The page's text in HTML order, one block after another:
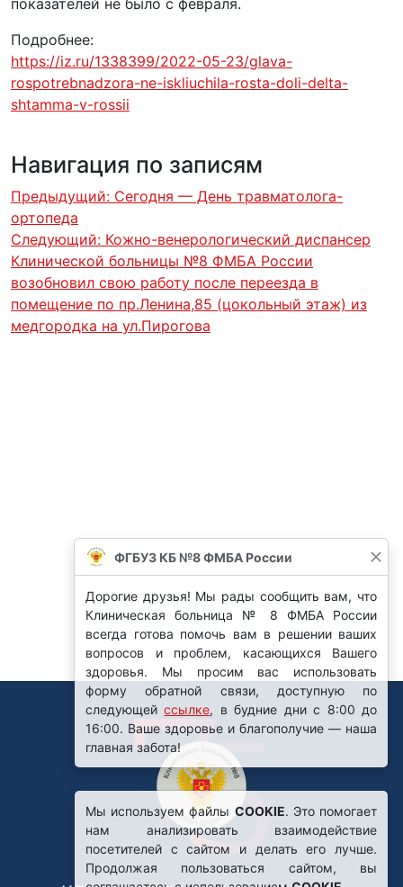
Подробнее:
https://iz.ru/1338399/2022-05-23/glava-
rospotrebnadzora-ne-iskliuchila-rosta-doli-delta-
shtamma-v-rossii
Навигация по записям
Предыдущий: Сегодня — День травматолога-
ортопеда
Следующий: Кожно-венерологический диспансер
Клинической больницы №8 ФМБА России
возобновил свою работу после переезда в
помещение по пр.Ленина,85 (цокольный этаж) из
медгородка на ул.Пирогова
Мы используем файлы COOKIE. Это помогает
нам анализировать взаимодействие
посетителей с сайтом и делать его лучше.
Продолжая пользоваться сайтом, вы